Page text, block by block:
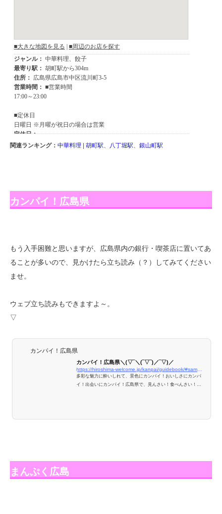
関連ランキング： 中華料理 胡町駅、 八丁堀駅、 銀山町駅
カンパイ！広島県
もう入手困難と思いますが、広島県内の銀行・喫茶店に置いてあ
ることが多いので、見かけたら立ち読み（？）してみてください
ませ。
ウェブ立ち読みもできますよ～。
▽
カンパイ！広島県
カンパイ！広島県＼(▽‾＼(‾▽‾)／‾▽)／
https://hiroshima-welcome.jp/kanpai/guidebook/#sample
多彩な魅力に酔いしれて、景色にカンパイ！おいしさにカンパ
イ！出会いにカンパイ！広島県で、見んさい！食べんさい！飲
まんぷく広島